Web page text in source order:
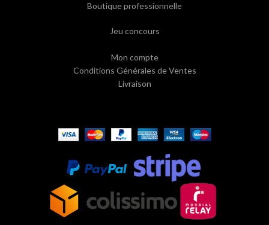
Boutique professionnelle
Jeu concours
Mon compte
Conditions Générales de Ventes
Livraison